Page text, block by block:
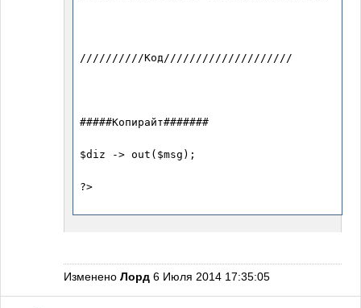
Изменено Лорд 6 Июля 2014 17:35:05